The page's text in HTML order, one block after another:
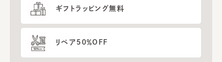
ギフトラッピング無料
リペア50％OFF